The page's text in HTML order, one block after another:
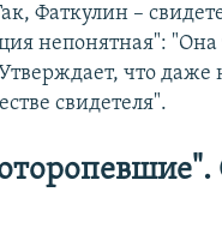
Фаткулин –
непонятная": "Она
что даже
свидетеля".